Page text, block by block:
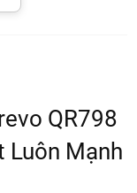
QR798
Luôn Mạnh